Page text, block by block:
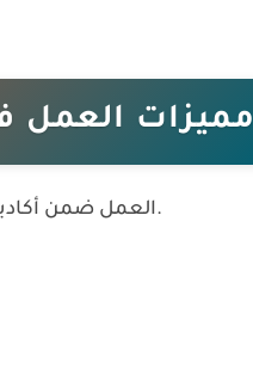
مميزات العمل
العمل ضمن أكاديمية تابعة لمجموعة تعليم، التي تضم عددًا من المدارس المعروفة في قطر.